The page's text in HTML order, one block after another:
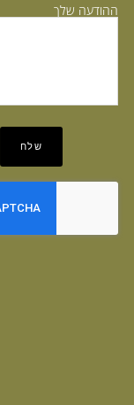
ההודעה שלך